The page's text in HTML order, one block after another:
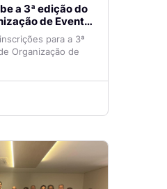
a 3ª edição do
de Eventos
para a 3ª
Organização de